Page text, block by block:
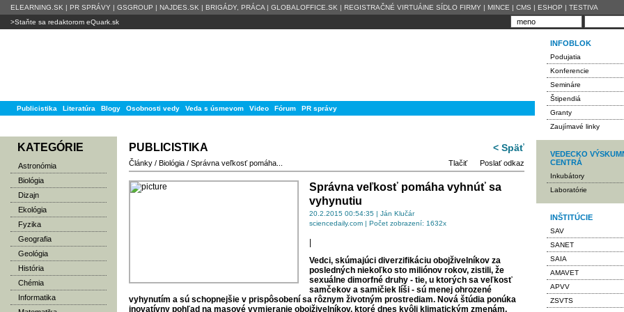
ELEARNING.SK | PR SPRÁVY | GSGROUP | NAJDES.SK | BRIGÁDY, PRÁCA | GLOBALOFFICE.SK | REGISTRAČNÉ VIRTUÁlNE SÍDLO FIRMY | MINCE | CMS | ESHOP | TESTIVA
>Staňte sa redaktorom eQuark.sk
Publicistika Literatúra Blogy Osobnosti vedy Veda s úsmevom Video Fórum PR správy
KATEGÓRIE
Astronómia
Biológia
Dizajn
Ekológia
Fyzika
Geografia
Geológia
História
Chémia
Informatika
< Späť
Tlačiť Poslať odkaz
PUBLICISTIKA
Články / Biológia / Správna veľkosť pomáha...
Správna veľkosť pomáha vyhnúť sa
vyhynutiu
20.2.2015 00:54:35 | Ján Klučár
sciencedaily.com | Počet zobrazení: 1632x
Vedci, skúmajúci diverzifikáciu obojživelníkov za
posledných niekoľko sto miliónov rokov, zistili, že
sexuálne dimorfné druhy - tie, u ktorých sa veľkosť
samčekov a samičiek líši - sú menej ohrozené
vyhynutím a sú schopnejšie v prispôsobení sa rôznym životným prostrediam. Nová štúdia ponúka
inovatívny pohľad na masové vymieranie obojživelníkov, ktoré dnes kvôli klimatickým zmenám,
INFOBLOK
Podujatia
Konferencie
Semináre
Štipendiá
Granty
Zaujímavé linky
VEDECKO
CENTRÁ
Inkubátory
Laboratórie
INŠTITÚCIE
SAV
SANET
SAIA
AMAVET
APVV
ZSVTS